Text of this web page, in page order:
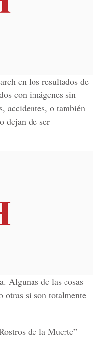
en los resultados de
con imágenes sin
accidentes, o también
dejan de ser
Algunas de las cosas
otras si son totalmente
de la Muerte”